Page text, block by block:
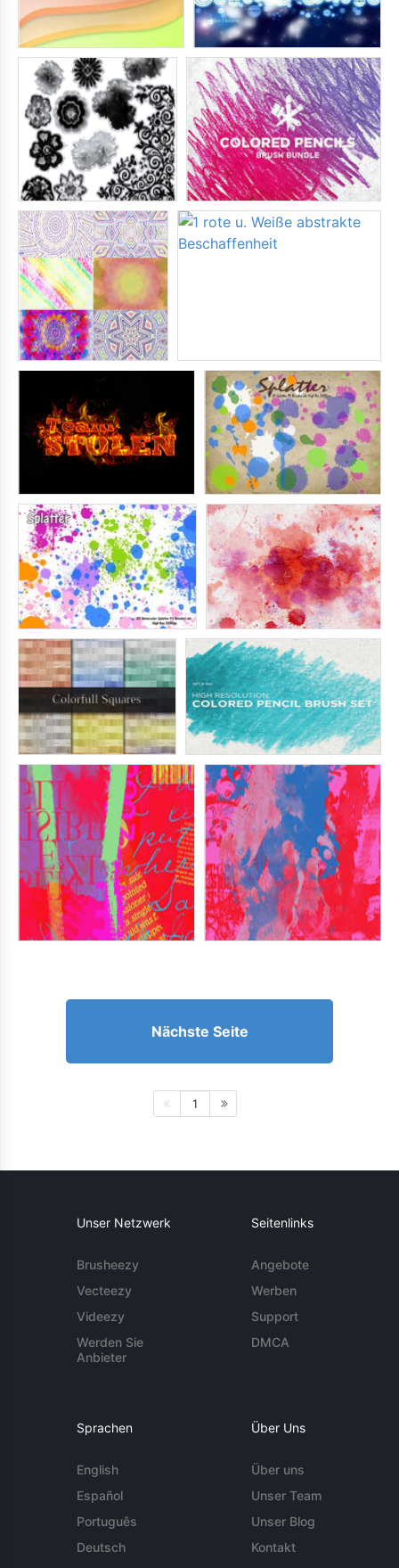
Nächste Seite
1
Unser Netzwerk
Brusheezy
Vecteezy
Videezy
Werden Sie
Anbieter
Seitenlinks
Angebote
Werben
Support
DMCA
Sprachen
English
Español
Português
Deutsch
Über Uns
Über uns
Unser Team
Unser Blog
Kontakt